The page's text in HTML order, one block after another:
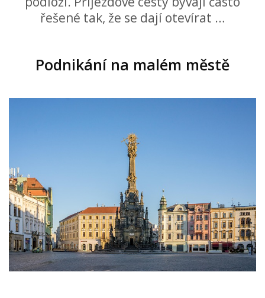
řešené tak, že se dají otevírat …
Podnikání na malém městě